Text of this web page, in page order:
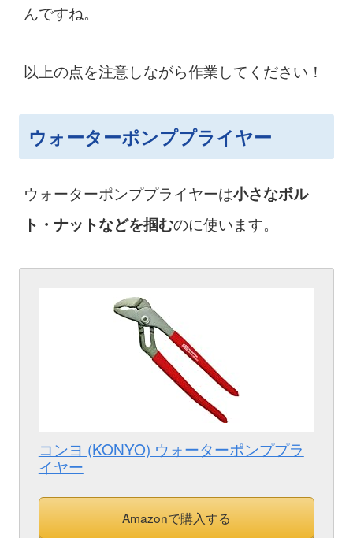
んですね。
以上の点を注意しながら作業してください！
ウォーターポンププライヤー
ウォーターポンププライヤーは小さなボル
ト・ナットなどを掴むのに使います。
コンヨ (KONYO) ウォーターポンププラ
イヤー
Amazonで購入する